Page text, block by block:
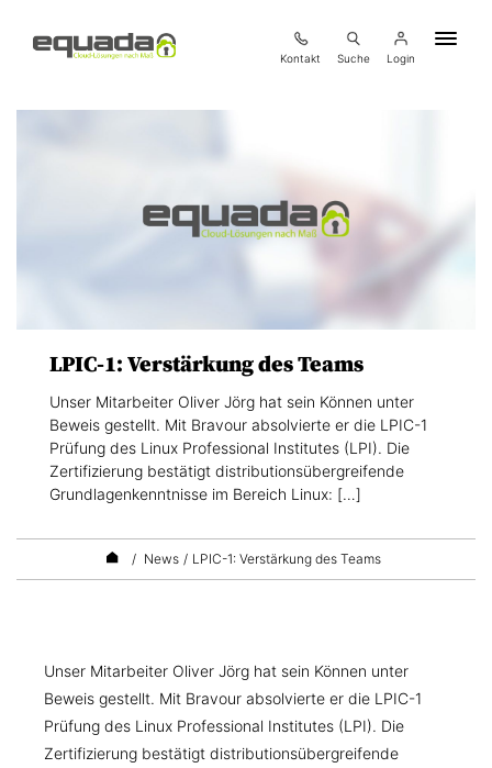
Kontakt Suche Login
LPIC-1: Verstärkung des Teams
Unser Mitarbeiter Oliver Jörg hat sein Können unter
Beweis gestellt. Mit Bravour absolvierte er die LPIC-1
Prüfung des Linux Professional Institutes (LPI). Die
Zertifizierung bestätigt distributionsübergreifende
Grundlagenkenntnisse im Bereich Linux: […]
/ News / LPIC-1: Verstärkung des Teams
Unser Mitarbeiter Oliver Jörg hat sein Können unter
Beweis gestellt. Mit Bravour absolvierte er die LPIC-1
Prüfung des Linux Professional Institutes (LPI). Die
Zertifizierung bestätigt distributionsübergreifende